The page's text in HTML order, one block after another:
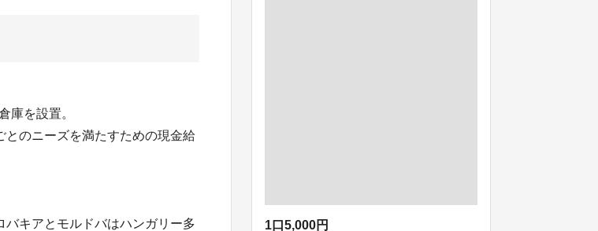
庫を設置。
のニーズを満たすための現金給
キアとモルドバはハンガリー多
1口5,000円